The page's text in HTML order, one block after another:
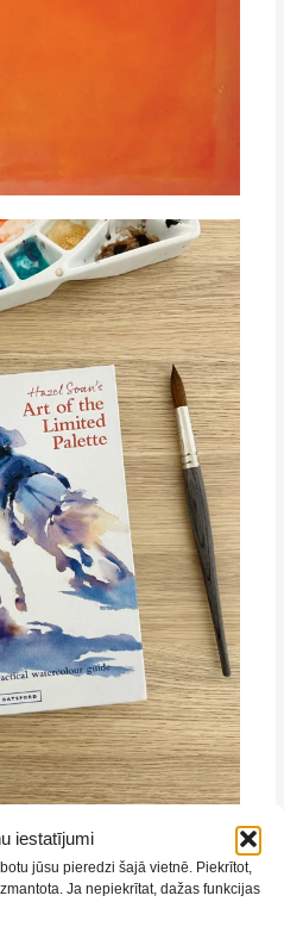
iestatījumi
jūsu pieredzi šajā vietnē. Piekrītot,
Ja nepiekrītat, dažas funkcijas